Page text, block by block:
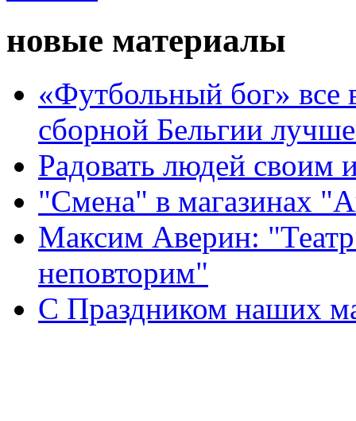
новые материалы
«Футбольный бог» все
сборной Бельгии
Радовать людей своим
"Смена" в магазинах
Максим Аверин:
неповторим"
С Праздником наших